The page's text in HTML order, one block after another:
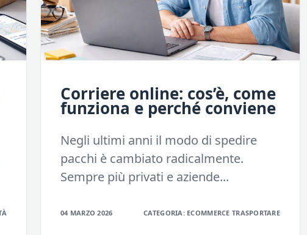
Corriere online: cos’è, come
funziona e perché conviene
Negli ultimi anni il modo di spedire
pacchi è cambiato radicalmente.
Sempre più privati e aziende...
04 MARZO 2026 CATEGORIA: ECOMMERCE TRASPORTARE